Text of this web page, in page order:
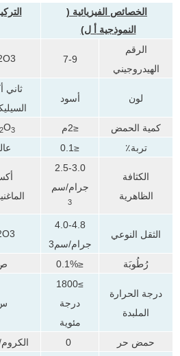
الخصائص الفيزيائية (
النموذجية
أل)
الرقم
الهيدروجيني
7-9
لون أسود
ثاني
كمية الحمض ≤2م 2O3
تربة٪
≤0.1
الكثافة
الظاهرية
2.5-3.0
جرام/سم
3
الثقل النوعي
4.0-4.8
جرام/سم3
رُطُوبَة ≤0.1%
درجة الحرارة
الملبدة
≥1800
درجة
مئوية
حمض حر